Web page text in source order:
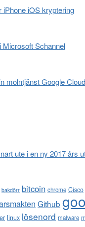
iOS kryptering
Microsoft Schannel
molntjänst Google
ute i en ny 2017 års
bakdörr bitcoin chrome Cisco
Github
linux lösenord malware